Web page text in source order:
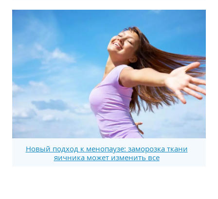
Новый подход к менопаузе: заморозка ткани
яичника может изменить все